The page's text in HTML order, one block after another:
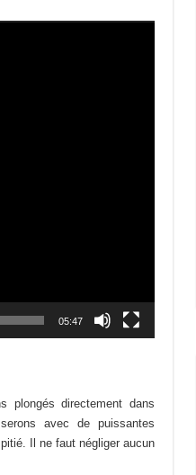
05:47
plongés directement dans
avec de puissantes
Il ne faut négliger aucun